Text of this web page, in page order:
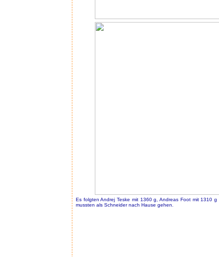
Es folgten Andrej Teske mit 1360 g, Andreas Foot mit 1310
mussten als Schneider nach Hause gehen.